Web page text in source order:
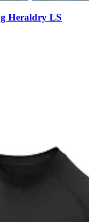
Heraldry LS